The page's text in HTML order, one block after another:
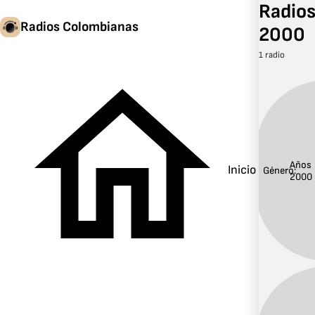
Radios Colombianas
Inicio
2000
1 radio
Género:Años
2000